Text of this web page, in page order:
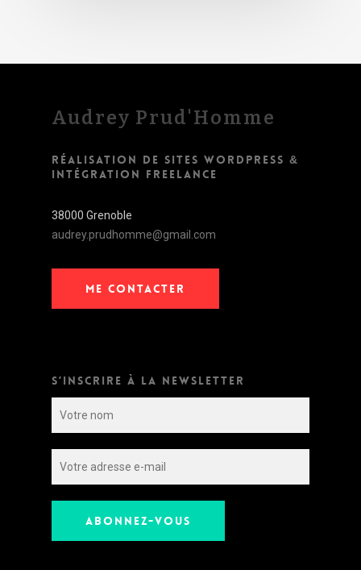
Audrey Prud'Homme
RÉALISATION DE SITES WORDPRESS &
INTÉGRATION FREELANCE
38000 Grenoble
audrey.prudhomme@gmail.com
ME CONTACTER
S’INSCRIRE À LA NEWSLETTER